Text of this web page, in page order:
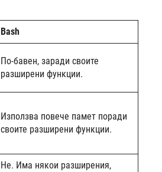
Bash
По-бавен, заради своите
разширени функции.
Използва повече памет поради
своите разширени функции.
Не. Има някои разширения,